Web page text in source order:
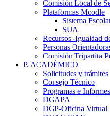
Comisión Local de
Plataformas Moodle
Sistema
SUA
Recursos -Igualdad
Personas
Comisión Tripartita
P. ACADÉMICO
Solicitudes y trámites
Consejo Técnico
Programas e Informes
DGAPA
DGP-Oficina Virtual